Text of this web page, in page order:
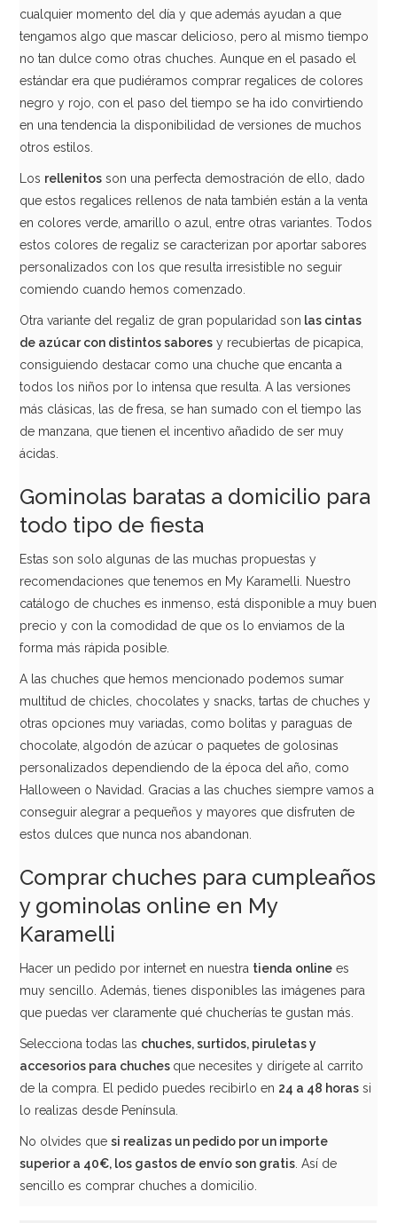
14,95€
AÑADIR
Chocolatina Kit Kat 41,5 gr.
1,60€
Piruleta Corazón Nube y Chocolate 30 gr 12 ud
cualquier momento del día y que además ayudan a que
tengamos algo que mascar delicioso, pero al mismo tiempo
no tan dulce como otras chuches. Aunque en el pasado el
estándar era que pudiéramos comprar regalices de colores
negro y rojo, con el paso del tiempo se ha ido convirtiendo
en una tendencia la disponibilidad de versiones de muchos
otros estilos.
Los rellenitos son una perfecta demostración de ello, dado
que estos regalices rellenos de nata también están a la venta
en colores verde, amarillo o azul, entre otras variantes. Todos
estos colores de regaliz se caracterizan por aportar sabores
personalizados con los que resulta irresistible no seguir
comiendo cuando hemos comenzado.
Otra variante del regaliz de gran popularidad son las cintas
de azúcar con distintos sabores y recubiertas de picapica,
consiguiendo destacar como una chuche que encanta a
todos los niños por lo intensa que resulta. A las versiones
más clásicas, las de fresa, se han sumado con el tiempo las
de manzana, que tienen el incentivo añadido de ser muy
ácidas.
Gominolas baratas a domicilio para
todo tipo de fiesta
Estas son solo algunas de las muchas propuestas y
recomendaciones que tenemos en My Karamelli. Nuestro
catálogo de chuches es inmenso, está disponible a muy buen
precio y con la comodidad de que os lo enviamos de la
forma más rápida posible.
A las chuches que hemos mencionado podemos sumar
multitud de chicles, chocolates y snacks, tartas de chuches y
otras opciones muy variadas, como bolitas y paraguas de
chocolate, algodón de azúcar o paquetes de golosinas
personalizados dependiendo de la época del año, como
Halloween o Navidad. Gracias a las chuches siempre vamos a
conseguir alegrar a pequeños y mayores que disfruten de
estos dulces que nunca nos abandonan.
Comprar chuches para cumpleaños
y gominolas online en My
Karamelli
Hacer un pedido por internet en nuestra tienda online es
muy sencillo. Además, tienes disponibles las imágenes para
que puedas ver claramente qué chucherías te gustan más.
Selecciona todas las chuches, surtidos, piruletas y
accesorios para chuches que necesites y dirígete al carrito
de la compra. El pedido puedes recibirlo en 24 a 48 horas si
lo realizas desde Península.
No olvides quesi realizas un pedido por un importe
superior a 40€, los gastos de envío son gratis . Así de
sencillo es comprar chuches a domicilio.